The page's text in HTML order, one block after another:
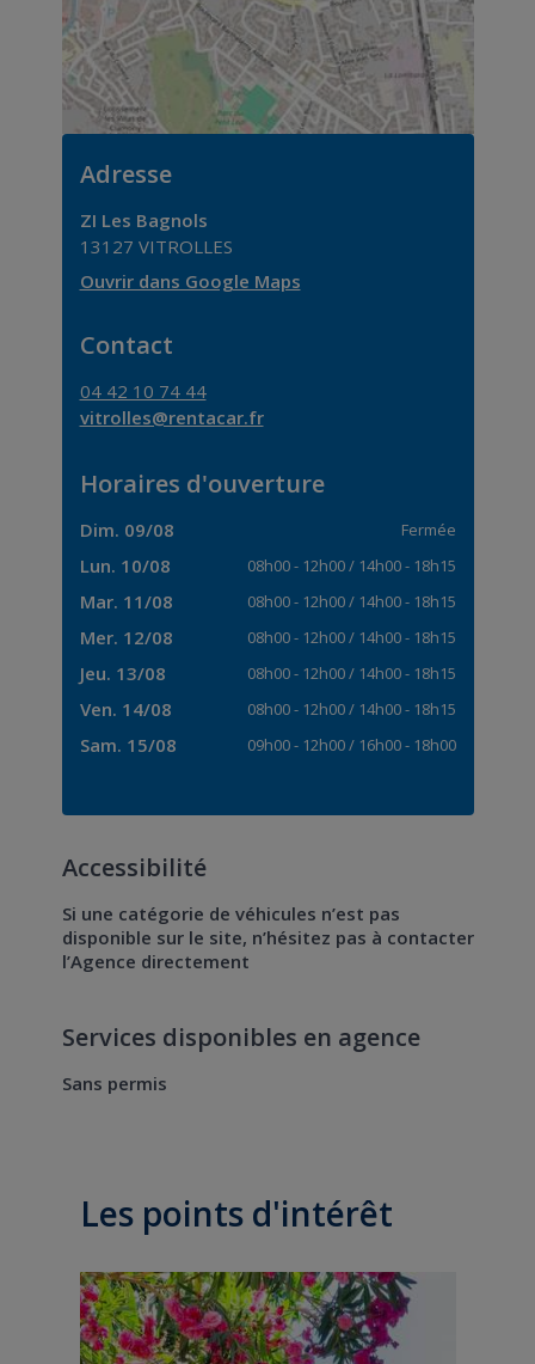
Adresse
ZI Les Bagnols
13127 VITROLLES
Ouvrir dans Google Maps
Contact
04 42 10 74 44
vitrolles@rentacar.fr
Horaires d'ouverture
Dim. 09/08 Fermée
Lun. 10/08 08h00- 12h00/ 14h00- 18h15
Mar. 11/08 08h00- 12h00/ 14h00- 18h15
Mer. 12/08 08h00- 12h00/ 14h00- 18h15
Jeu. 13/08 08h00- 12h00/ 14h00- 18h15
Ven. 14/08 08h00- 12h00/ 14h00- 18h15
Sam. 15/08 09h00- 12h00/ 16h00- 18h00
Accessibilité
Si une catégorie de véhicules n’est pas
disponible sur le site, n’hésitez pas à contacter
l’Agence directement
Services disponibles en agence
Sans permis
Les points d'intérêt